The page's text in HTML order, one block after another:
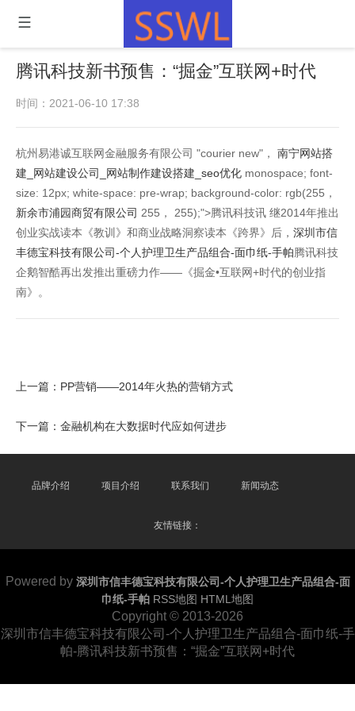
腾讯科技新书预售：“掘金”互联网+时代
时间：2021-06-10 17:38
杭州易港诚互联网金融服务有限公司 "courier new"， 南宁网站搭
建_网站建设公司_网站制作建设搭建_seo优化 monospace; font-
size: 12px; white-space: pre-wrap; background-color: rgb(255，
新余市浦园商贸有限公司 255， 255);">腾讯科技讯 继2014年推出
创业实战读本《教训》和商业战略洞察读本《跨界》后， 深圳市信
丰德宝科技有限公司-个人护理卫生产品组合-面巾纸-手帕腾讯科技
企鹅智酷再出发推出重磅力作——《掘金•互联网+时代的创业指
南》。
上一篇： PP营销——2014年火热的营销方式
下一篇： 金融机构在大数据时代应如何进步
品牌介绍 项目介绍 联系我们 新闻动态
友情链接：
Powered by 深圳市信丰德宝科技有限公司-个人护理卫生产品组合-面
巾纸-手帕 RSS地图 HTML地图
Copyright © 2013-2026
深圳市信丰德宝科技有限公司-个人护理卫生产品组合-面巾纸-手
帕-腾讯科技新书预售：“掘金”互联网+时代